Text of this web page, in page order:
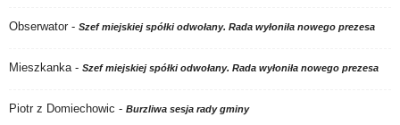
Obserwator - Szef miejskiej spółki odwołany. Rada wyłoniła nowego prezesa
Mieszkanka- Szef miejskiej spółki odwołany. Rada wyłoniła nowego prezesa
Piotr z Domiechowic - Burzliwa sesja rady gminy